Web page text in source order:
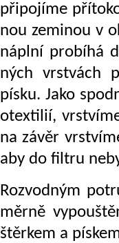
při­po­jí­me
nou ze­mi­nou v
ná­pl­ní pro­bí­há
ných vrst­vách
písku. Jako
o­tex­ti­lií,
na závěr
aby do fil­tru
Roz­vod­ným
měr­ně
štěr­kem a